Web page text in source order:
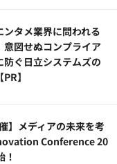
タメ業界に問われる
意図せぬコンプライア
防ぐ日立システムズの
】
】メディアの未来を考
Conference 20
！